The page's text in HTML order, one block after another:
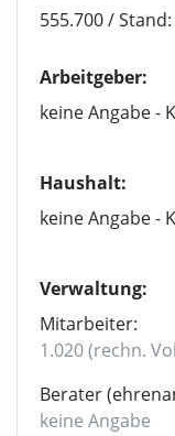
555.700 /
Arbeitgeber:
keine Angabe -
Haushalt:
keine Angabe -
Verwaltung:
Mitarbeiter:
1.020 (rechn.
Berater
keine Angabe